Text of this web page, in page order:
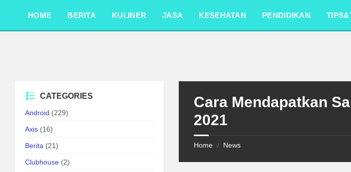
sidebar
HOME BERITA KULINER JASA KESEHATAN PENDIDIKAN
Cara Mendapatkan
2021
Home / News
CATEGORIES
Android (229)
Axis (16)
Berita (21)
Clubhouse (2)